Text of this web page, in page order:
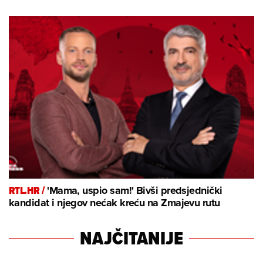
RTL.HR /'Mama, uspio sam!' Bivši predsjednički
kandidat i njegov nećak kreću na Zmajevu rutu
NAJČITANIJE